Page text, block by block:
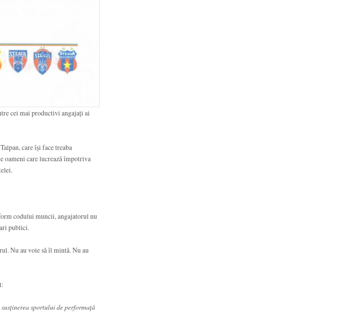
cei mai productivi angajați ai
care își face treaba
oameni care lucrează împotriva
codului muncii, angajatorul nu
publici.
Nu au voie să îl mintă. Nu au
sportului de performață